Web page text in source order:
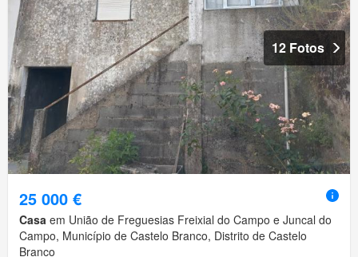
12 Fotos
25 000 €
Casa em União de Freguesias Freixial do Campo e Juncal do
Campo, Município de Castelo Branco, Distrito de Castelo
Branco